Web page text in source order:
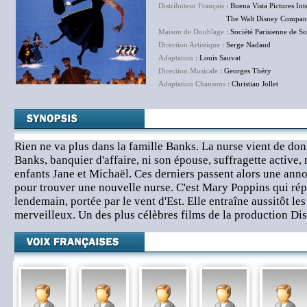
Distributeur Français : Buena Vista Pictures
The Walt Disney Company
Maison de Doublage : Société Parisienne de
Direction Artistique : Serge Nadaud
Adaptation : Louis Sauvat
Direction Musicale : Georges Théry
Adaptation Chansons : Christian Jollet
Rien ne va plus dans la famille Banks. La nurse vient de
Banks, banquier d'affaire, ni son épouse, suffragette active,
enfants Jane et Michaël. Ces derniers passent alors une
pour trouver une nouvelle nurse. C'est Mary Poppins qui
lendemain, portée par le vent d'Est. Elle entraîne aussitôt
merveilleux. Un des plus célèbres films de la production